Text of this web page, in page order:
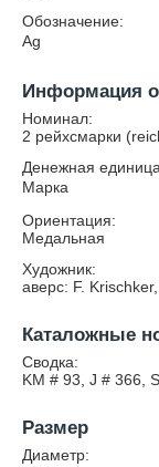
Обозначение:
Ag
Информация
Номинал:
2 рейхсмарки
Денежная
Марка
Ориентация:
Медальная
Художник:
аверс: F.
Каталожные
Сводка:
KM # 93, J # 366,
Размер
Диаметр: